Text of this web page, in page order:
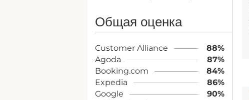
Общая оценка
Customer Alliance
88%
Agoda
87%
Booking.com
84%
Expedia
86%
Google
90%